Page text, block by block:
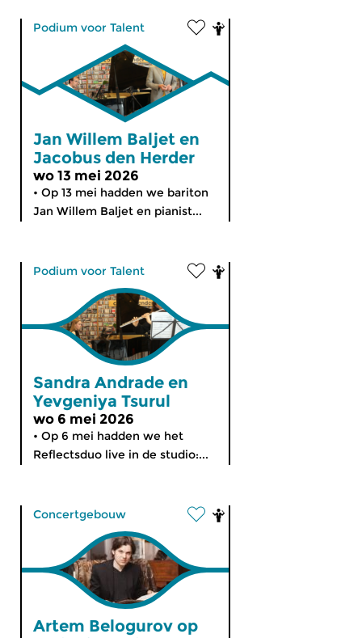
Podium voor Talent
Jan Willem Baljet en
Jacobus den Herder
wo 13 mei 2026
• Op 13 mei hadden we bariton
Jan Willem Baljet en pianist...
Podium voor Talent
Sandra Andrade en
Yevgeniya Tsurul
wo 6 mei 2026
• Op 6 mei hadden we het
Reflectsduo live in de studio:...
Concertgebouw
Artem Belogurov op